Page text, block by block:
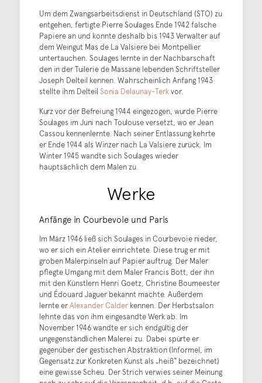
Um dem Zwangsarbeitsdienst in Deutschland (STO) zu
entgehen, fertigte Pierre Soulages Ende 1942 falsche
Papiere an und konnte deshalb bis 1943 Verwalter auf
dem Weingut Mas de La Valsiere bei Montpellier
untertauchen. Soulages lernte in der Nachbarschaft
den in der Tuilerie de Massane lebenden Schriftsteller
Joseph Delteil kennen. Wahrscheinlich Anfang 1943
stellte ihm Delteil Sonia Delaunay-Terkvor.
Kurz vor der Befreiung 1944 eingezogen, wurde Pierre
Soulages im Juni nach Toulouse versetzt, wo er Jean
Cassou kennenlernte. Nach seiner Entlassung kehrte
er Ende 1944 als Winzer nach La Valsiere zurück. Im
Winter 1945 wandte sich Soulages wieder
hauptsächlich dem Malen zu.
Werke
Anfänge in Courbevoie und Paris
Im März 1946 ließ sich Soulages in Courbevoie nieder,
wo er sich ein Atelier einrichtete. Diese trug er mit
groben Malerpinseln auf Papier auftrug. Der Maler
pflegte Umgang mit dem Maler Francis Bott, der ihn
mit den Künstlern Henri Goetz, Christine Boumeester
und Édouard Jaguer bekannt machte. Außerdem
lernte erAlexander Calderkennen. Der Herbstsalon
lehnte das von ihm eingesandte Werk ab. Im
November 1946 wandte er sich endgültig der
ungegenständlichen Malerei zu. Dabei spürte er
gegenüber der gestischen Abstraktion (Informel, im
Gegensatz zur Konkreten Kunst als „heiß“ bezeichnet)
eine gewisse Scheu. Der Strich verwies seiner Meinung